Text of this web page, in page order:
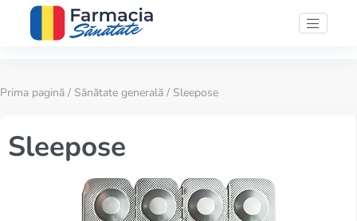
Prima pagină / Sănătate generală / Sleepose
Sleepose